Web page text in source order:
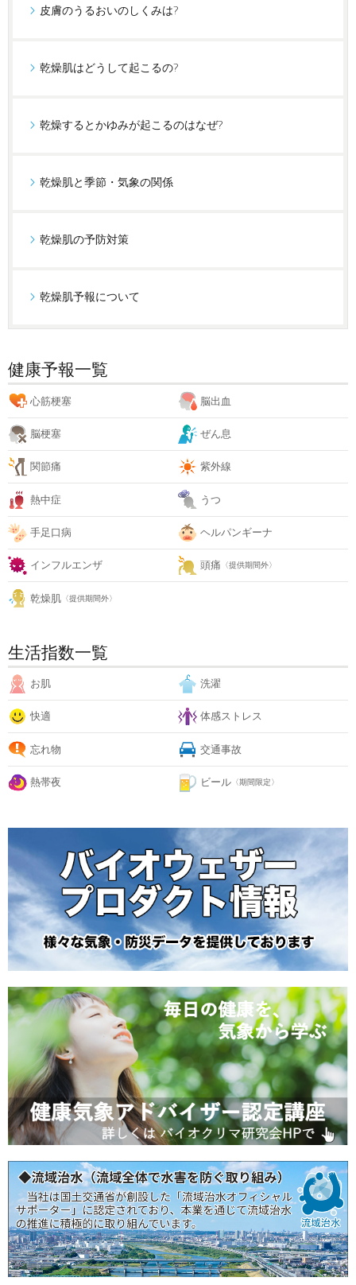
皮膚のうるおいのしくみは?
乾燥肌はどうして起こるの?
乾燥するとかゆみが起こるのはなぜ?
乾燥肌と季節・気象の関係
乾燥肌の予防対策
乾燥肌予報について
健康予報一覧
心筋梗塞 脳出血
脳梗塞 ぜん息
関節痛 紫外線
熱中症 うつ
手足口病 ヘルパンギーナ
インフルエンザ 頭痛 〈提供期間外〉
乾燥肌 〈提供期間外〉
生活指数一覧
お肌 洗濯
快適 体感ストレス
忘れ物 交通事故
熱帯夜 ビール 〈期間限定〉